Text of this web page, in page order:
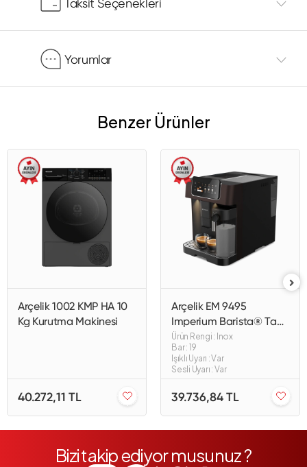
Yorumlar
Benzer Ürünler
Arçelik 1002 KMP HA 10
Kg Kurutma Makinesi
40.272,11 TL
Arçelik EM 9495
Imperium Barista® Tam
Otomatik Espresso
Makinesi
Ürün Rengi : Inox
Bar : 19
Işıklı Uyarı : Var
Sesli Uyarı : Var
39.736,84 TL
Bizi takip ediyor musunuz ?